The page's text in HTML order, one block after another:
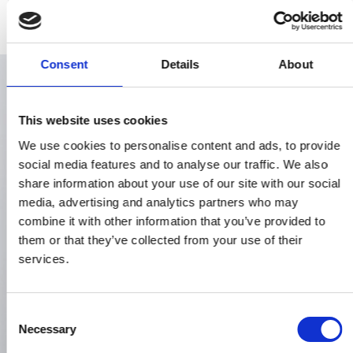
Consent Details About
This website uses cookies
We use cookies to personalise content and ads, to provide
social media features and to analyse our traffic. We also
share information about your use of our site with our social
media, advertising and analytics partners who may
combine it with other information that you’ve provided to
them or that they’ve collected from your use of their
services.
Necessary